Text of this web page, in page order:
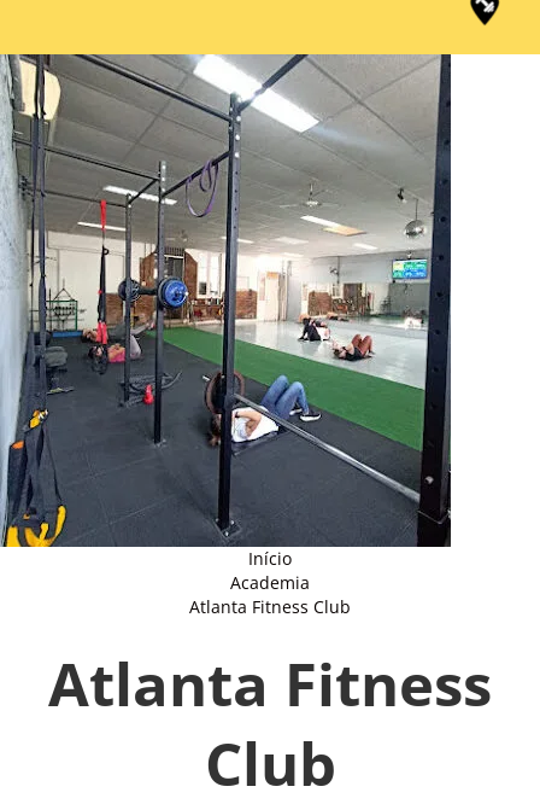
Início
Academia
Atlanta Fitness Club
Atlanta Fitness
Club